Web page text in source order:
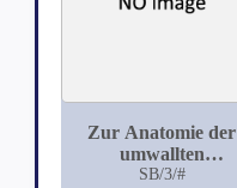
Zur Anatomie der
umwallten
Zungenpapillen der
SB/3/#